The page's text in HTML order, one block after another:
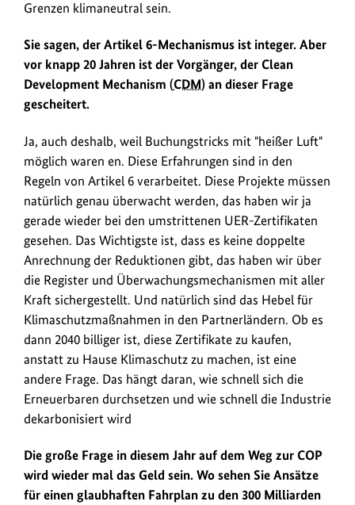
Grenzen klimaneutral sein.
Sie sagen, der Artikel 6-Mechanismus ist integer. Aber
vor knapp 20 Jahren ist der Vorgänger, der Clean
Development Mechanism (CDM) an dieser Frage
gescheitert.
Ja, auch deshalb, weil Buchungstricks mit "heißer Luft"
möglich waren en. Diese Erfahrungen sind in den
Regeln von Artikel 6 verarbeitet. Diese Projekte müssen
natürlich genau überwacht werden, das haben wir ja
gerade wieder bei den umstrittenen UER-Zertifikaten
gesehen. Das Wichtigste ist, dass es keine doppelte
Anrechnung der Reduktionen gibt, das haben wir über
die Register und Überwachungsmechanismen mit aller
Kraft sichergestellt. Und natürlich sind das Hebel für
Klimaschutzmaßnahmen in den Partnerländern. Ob es
dann 2040 billiger ist, diese Zertifikate zu kaufen,
anstatt zu Hause Klimaschutz zu machen, ist eine
andere Frage. Das hängt daran, wie schnell sich die
Erneuerbaren durchsetzen und wie schnell die Industrie
dekarbonisiert wird
Die große Frage in diesem Jahr auf dem Weg zur COP
wird wieder mal das Geld sein. Wo sehen Sie Ansätze
für einen glaubhaften Fahrplan zu den 300 Milliarden